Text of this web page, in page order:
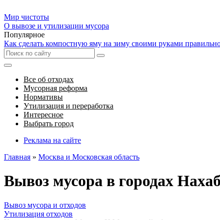
Мир чистоты
О вывозе и утилизации мусора
Популярное
Как сделать компостную яму на зиму своими руками
Все об отходах
Мусорная реформа
Нормативы
Утилизация и переработка
Интересное
Выбрать город
Реклама на сайте
Главная » Москва и Московская область
Вывоз мусора в городах
Вывоз мусора и отходов
Утилизация отходов